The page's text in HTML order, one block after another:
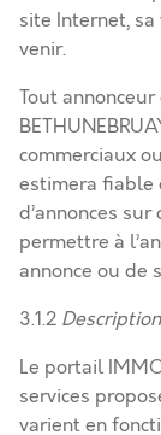
site Internet,
venir.
Tout
commerciaux
estimera fiable
d’annonces
permettre à
annonce ou de
3.1.2
Le portail
services
varient en